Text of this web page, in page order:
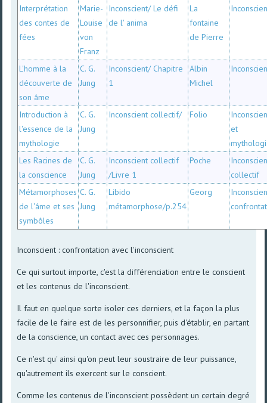
Interprétation
des contes de
fées
Marie-
Louise
von
Franz
Inconscient/ Le défi
de l' anima
La
fontaine
de Pierre
L'homme à la
découverte de
son âme
C. G.
Jung
Inconscient/ Chapitre
1
Albin
Michel
Introduction à
l'essence de la
mythologie
C. G.
Jung
Inconscient collectif/ Folio
et
Les Racines de
la conscience
C. G.
Jung
Inconscient collectif
/Livre 1
Poche
collectif
Métamorphoses
de l'âme et ses
symbôles
C. G.
Jung
Libido
métamorphose/p.254
Georg
Inconscient : confrontation avec l'inconscient
Ce qui surtout importe, c'est la différenciation entre le conscient
et les contenus de l'inconscient.
Il faut en quelque sorte isoler ces derniers, et la façon la plus
facile de le faire est de les personnifier, puis d'établir, en partant
de la conscience, un contact avec ces personnages.
Ce n'est qu' ainsi qu'on peut leur soustraire de leur puissance,
qu'autrement ils exercent sur le conscient.
Comme les contenus de l'inconscient possèdent un certain degré